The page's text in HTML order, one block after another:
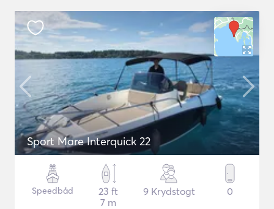
Sport Mare Interquick 22
Speedbåd
23 ft
7 m
9 Krydstogt 0